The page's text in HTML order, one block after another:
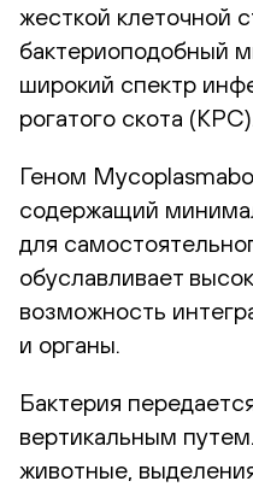
жесткой клеточной
бактериоподобный
широкий спектр
рогатого скота (КРС).
Геном
содержащий
для
обуславливает
возможность
и органы.
Бактерия
вертикальным
животные,